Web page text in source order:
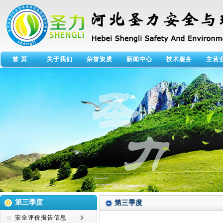
首 页 关于我们 荣誉资质 新闻中心 技术服务 主营
第三季度
安全评价报告信息
第三季度